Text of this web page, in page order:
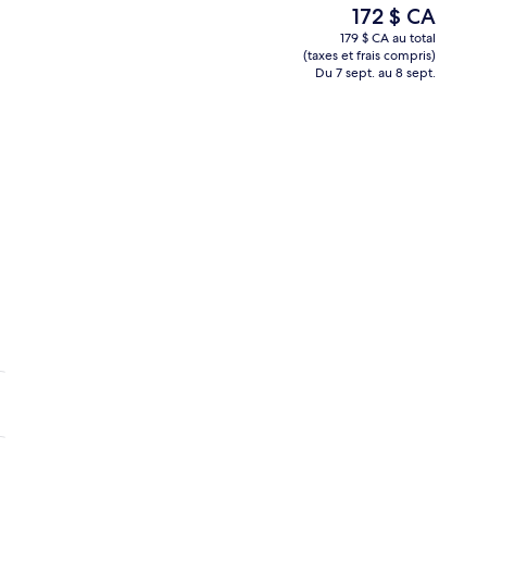
Extérieur
Le
prix
actuel
est
172 $ CA
179 $ CA au total
(taxes et frais compris)
Du 7 sept. au 8 sept.